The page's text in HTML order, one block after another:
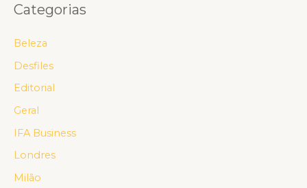
Categorias
Beleza
Desfiles
Editorial
Geral
IFA Business
Londres
Milão